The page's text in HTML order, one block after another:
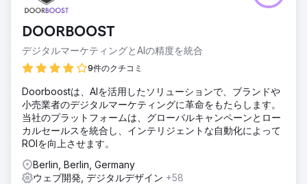
DOORBOOST
デジタルマーケティングとAIの精度を統合
9件のクチコミ
Doorboostは、AIを活用したソリューションで、ブランドや
小売業者のデジタルマーケティングに革命をもたらします。
当社のプラットフォームは、グローバルキャンペーンとロー
カルセールスを統合し、インテリジェントな自動化によって
ROIを向上させます。
Berlin, Berlin, Germany
ウェブ開発, デジタルデザイン +58